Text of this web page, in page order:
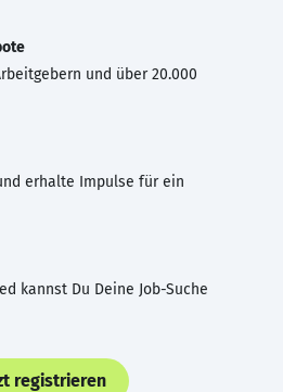
und über 20.000
erhalte Impulse für ein
kannst Du Deine Job-Suche
registrieren